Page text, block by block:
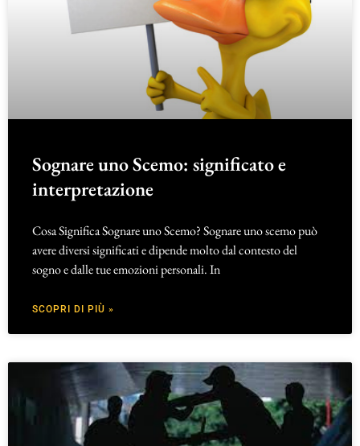
Sognare uno Scemo: significato e
interpretazione
Cosa Significa Sognare uno Scemo? Sognare uno scemo può
avere diversi significati e dipende molto dal contesto del
sogno e dalle tue emozioni personali. In
SCOPRI DI PIÙ »